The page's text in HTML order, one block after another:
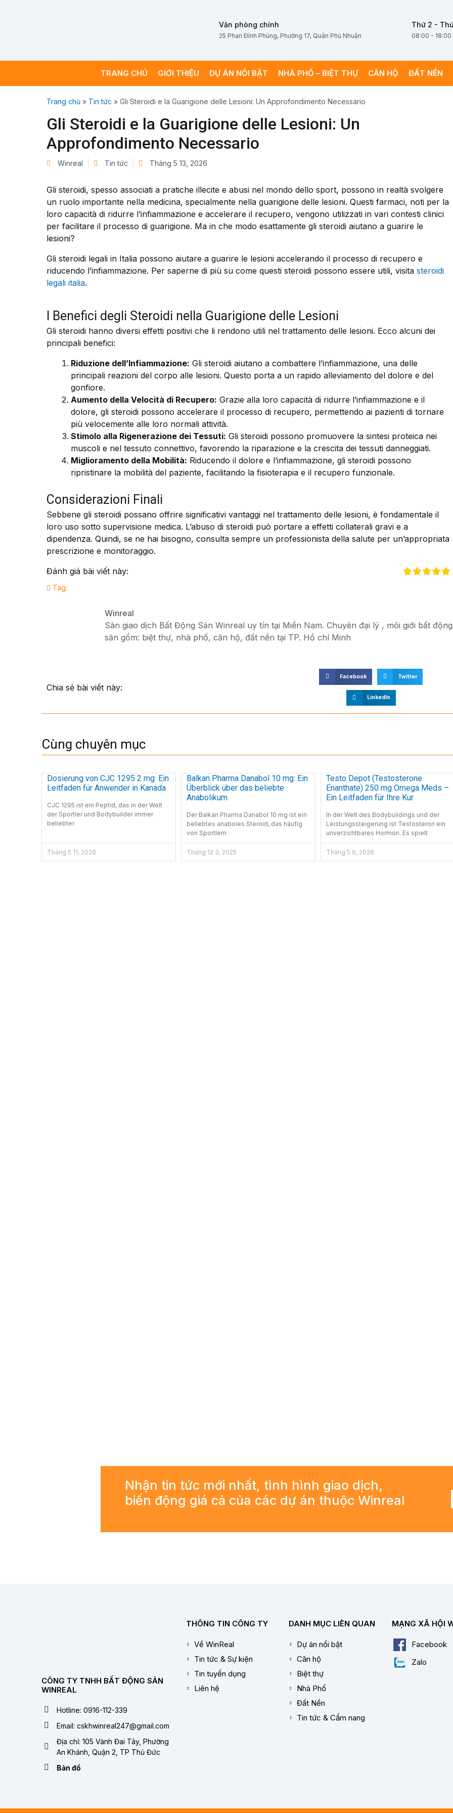
Văn phòng chính
25 Phan Đình Phùng, Phường 17, Quận Phú Nhuận
Thứ 2 -
08:00 - 18:00
TRANG CHỦ GIỚI THIỆU DỰ ÁN NỔI BẬT NHÀ PHỐ – BIỆT THỰ CĂN HỘ ĐẤT NỀN
Trang chủ » Tin tức » Gli Steroidi e la Guarigione delle Lesioni: Un Approfondimento Necessario
Gli Steroidi e la Guarigione delle Lesioni: Un
Approfondimento Necessario
Winreal Tin tức Tháng 5 13, 2026
Gli steroidi, spesso associati a pratiche illecite e abusi nel mondo dello sport, possono in realtà svolgere
un ruolo importante nella medicina, specialmente nella guarigione delle lesioni. Questi farmaci, noti per la
loro capacità di ridurre l’infiammazione e accelerare il recupero, vengono utilizzati in vari contesti clinici
per facilitare il processo di guarigione. Ma in che modo esattamente gli steroidi aiutano a guarire le
lesioni?
Gli steroidi legali in Italia possono aiutare a guarire le lesioni accelerando il processo di recupero e
riducendo l’infiammazione. Per saperne di più su come questi steroidi possono essere utili, visita steroidi
legali italia.
I Benefici degli Steroidi nella Guarigione delle Lesioni
Gli steroidi hanno diversi effetti positivi che li rendono utili nel trattamento delle lesioni. Ecco alcuni dei
principali benefici:
Riduzione dell’Infiammazione: Gli steroidi aiutano a combattere l’infiammazione, una delle
principali reazioni del corpo alle lesioni. Questo porta a un rapido alleviamento del dolore e del
gonfiore.
Aumento della Velocità di Recupero: Grazie alla loro capacità di ridurre l’infiammazione e il
dolore, gli steroidi possono accelerare il processo di recupero, permettendo ai pazienti di tornare
più velocemente alle loro normali attività.
Stimolo alla Rigenerazione dei Tessuti: Gli steroidi possono promuovere la sintesi proteica nei
muscoli e nel tessuto connettivo, favorendo la riparazione e la crescita dei tessuti danneggiati.
Miglioramento della Mobilità: Riducendo il dolore e l’infiammazione, gli steroidi possono
ripristinare la mobilità del paziente, facilitando la fisioterapia e il recupero funzionale.
Considerazioni Finali
Sebbene gli steroidi possano offrire significativi vantaggi nel trattamento delle lesioni, è fondamentale il
loro uso sotto supervisione medica. L’abuso di steroidi può portare a effetti collaterali gravi e a
dipendenza. Quindi, se ne hai bisogno, consulta sempre un professionista della salute per un’appropriata
prescrizione e monitoraggio.
Đánh giá bài viết này:
Tag:
Winreal
Sàn giao dịch Bất Động Sản Winreal uy tín tại Miền Nam. Chuyên đại lý , môi giới bất động
sản gồm: biệt thự, nhà phố, căn hộ, đất nền tại TP. Hồ chí Minh
Chia sẻ bài viết này:
Facebook Twitter
LinkedIn
Cùng chuyên mục
Dosierung von CJC 1295 2 mg: Ein
Leitfaden für Anwender in Kanada
CJC 1295 ist ein Peptid, das in der Welt
der Sportler und Bodybuilder immer
beliebter
Tháng 5 11, 2026
Balkan Pharma Danabol 10 mg: Ein
Überblick über das beliebte
Anabolikum
Der Balkan Pharma Danabol 10 mg ist ein
beliebtes anaboles Steroid, das häufig
von Sportlern
Tháng 12 3, 2025
Testo Depot (Testosterone
Enanthate) 250 mg Omega Meds –
Ein Leitfaden für Ihre Kur
In der Welt des Bodybuildings und der
Leistungssteigerung ist Testosteron ein
unverzichtbares Hormon. Es spielt
Tháng 5 6, 2026
Nhận tin tức mới nhất, tình hình giao dịch,
biến động giá cả của các dự án thuộc Winreal
CÔNG TY TNHH BẤT ĐỘNG SẢN
WINREAL
Hotline: 0916-112-339
Email: cskhwinreal247@gmail.com
Địa chỉ: 105 Vành Đai Tây, Phường
An Khánh, Quận 2, TP Thủ Đức
Bản đồ
THÔNG TIN CÔNG TY
Về WinReal
Tin tức & Sự kiện
Tin tuyển dụng
Liên hệ
DANH MỤC LIÊN QUAN
Dự án nổi bật
Căn hộ
Biệt thự
Nhà Phố
Đất Nền
Tin tức & Cẩm nang
MẠNG XÃ HỘI
Facebook
Zalo